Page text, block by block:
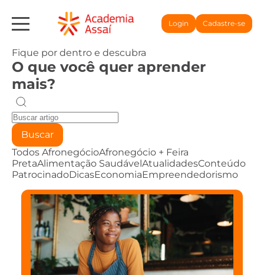
Login Cadastre-se
Fique por dentro e descubra
O que você quer aprender
mais?
Buscar
Todos AfronegócioAfronegócio + Feira
PretaAlimentação SaudávelAtualidadesConteúdo
PatrocinadoDicasEconomiaEmpreendedorismo